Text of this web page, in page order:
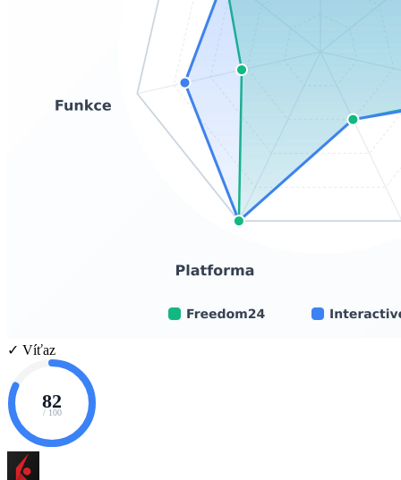
✓ Víťaz
82
/ 100